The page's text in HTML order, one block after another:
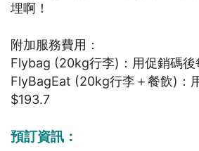
埋啊！
附加服務費用：
Flybag (20kg行李)：用促銷碼後
FlyBagEat (20kg行李＋餐飲)：
$193.7
預訂資訊：